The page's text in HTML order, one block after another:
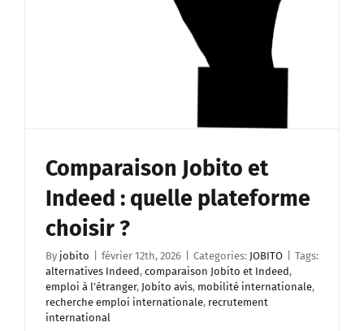
Comparaison Jobito et
Indeed : quelle plateforme
choisir ?
By jobito février 12th, 2026 Categories: JOBITO
Tags:
alternatives Indeed, comparaison Jobito et Indeed,
emploi à l’étranger, Jobito avis, mobilité internationale,
recherche emploi internationale, recrutement
international